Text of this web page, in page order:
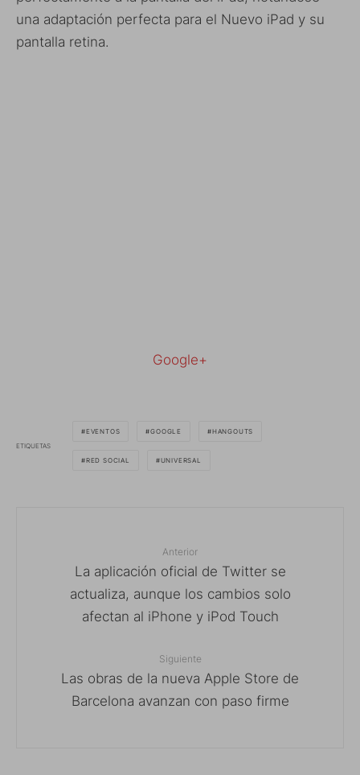
una adaptación perfecta para el Nuevo iPad y su
pantalla retina.
Google+
ETIQUETAS
EVENTOS GOOGLE HANGOUTS
RED SOCIAL UNIVERSAL
Anterior
La aplicación oficial de Twitter se
actualiza, aunque los cambios solo
afectan al iPhone y iPod Touch
Siguiente
Las obras de la nueva Apple Store de
Barcelona avanzan con paso firme